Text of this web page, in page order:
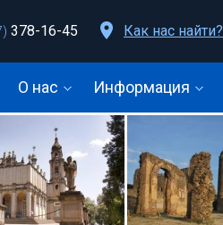
378-16-45 Как нас найти?
О нас Информация